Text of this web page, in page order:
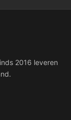
2016 leveren